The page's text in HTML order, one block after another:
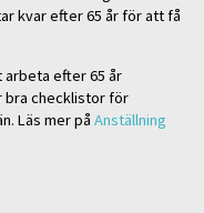
kvar efter 65 år för att få
efter 65 år
bra checklistor för
Läs mer på Anställning